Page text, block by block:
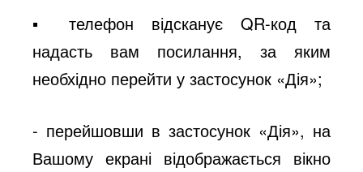
▪ телефон відсканує QR-код та
надасть вам посилання, за яким
необхідно перейти у застосунок «Дія»;
- перейшовши в застосунок «Дія», на
Вашому екрані відображається вікно